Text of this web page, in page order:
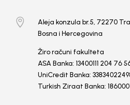

Aleja konzula br.5, 72270
Bosna i Hercegovina
Žiro računi fakulteta
ASA Banka: 13400111 204 76
UniCredit Banka:
Turkish Ziraat Banka: